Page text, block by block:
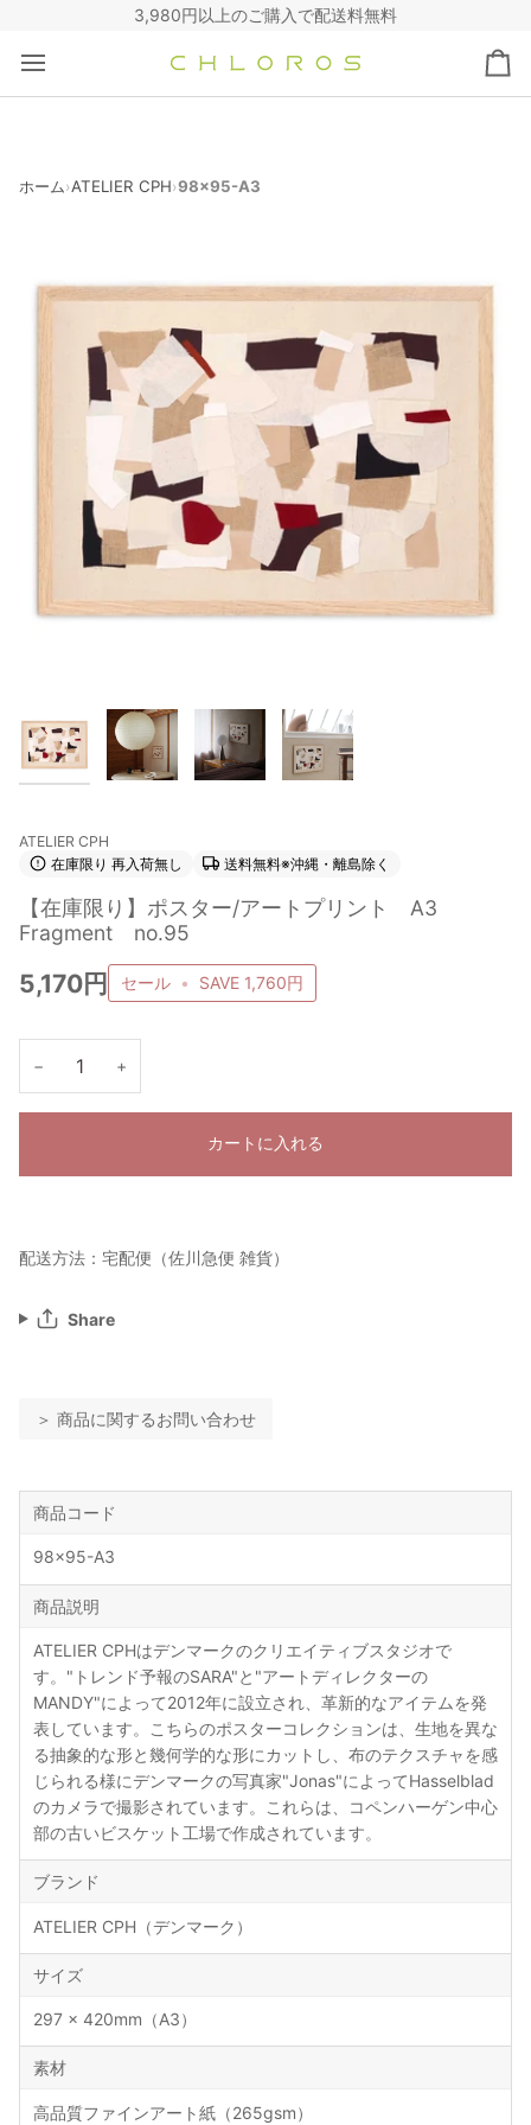
3,980円以上のご購入で配送料無料
カ
ー
ホーム›ATELIER CPH›98x95-A3
ATELIER CPH
在庫限り 再入荷無し
送料無料※沖縄・離島除く
【在庫限り】ポスター/アートプリント A3
Fragment no.95
5,170円 セール • SAVE 1,760円
− +
カートに入れる
配送方法：宅配便（佐川急便 雑貨）
Share
＞ 商品に関するお問い合わせ
商品コード
98x95-A3
商品説明
ATELIER CPHはデンマークのクリエイティブスタジオで
す。"トレンド予報のSARA"と"アートディレクターの
MANDY"によって2012年に設立され、革新的なアイテムを発
表しています。こちらのポスターコレクションは、生地を異な
る抽象的な形と幾何学的な形にカットし、布のテクスチャを感
じられる様にデンマークの写真家"Jonas"によってHasselblad
のカメラで撮影されています。これらは、コペンハーゲン中心
部の古いビスケット工場で作成されています。
ブランド
ATELIER CPH（デンマーク）
サイズ
297 × 420mm（A3）
素材
高品質ファインアート紙（265gsm）